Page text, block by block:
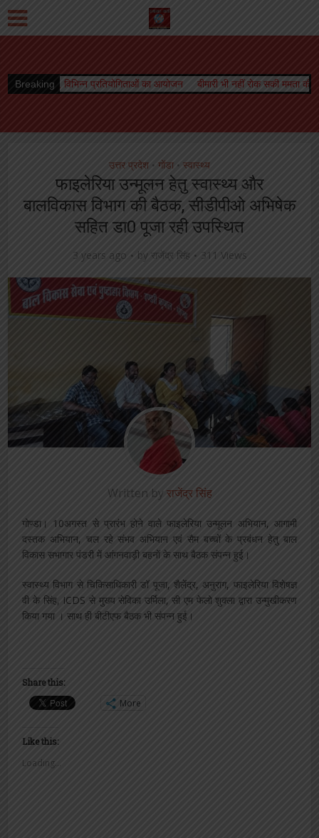
Breaking का आयोजन बीमारी भी नहीं रोक सकी ममता की धारा, जारी रहा स्तनपान
उत्तर प्रदेश • गोंडा • स्वास्थ्य
फाइलेरिया उन्मूलन हेतु स्वास्थ्य और
बालविकास विभाग की बैठक, सीडीपीओ अभिषेक
सहित डा0 पूजा रही उपस्थित
3 years ago by राजेंद्र सिंह 311 Views
Written by राजेंद्र सिंह
गोण्डा। 10अगस्त से प्रारंभ होने वाले फाइलेरिया उन्मूलन अभियान, आगामी
दस्तक अभियान, चल रहे संभव अभियान एवं सैम बच्चों के प्रबंधन हेतु बाल
विकास सभागार पंडरी में आंगनवाड़ी बहनों के साथ बैठक संपन्न हुई।
स्वास्थ्य विभाग से चिकिसाधिकारी डॉ पूजा, शैलेंद्र, अनुराग, फाइलेरिया विशेषज्ञ
वी के सिंह, ICDS से मुख्य सेविका उर्मिला, सी एम फेलो शुक्ला द्वारा उन्मुखीकरण
किया गया । साथ ही बीटीएफ बैठक भी संपन्न हुई।
Share this:
More
Like this:
Loading...